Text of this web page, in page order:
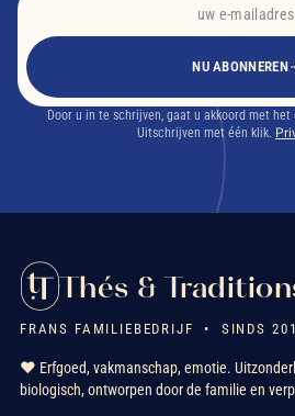
NU ABONNEREN
Door u in te schrijven, gaat u akkoord met het
Uitschrijven met één klik.
Thés &
FRANS FAMILIEBEDRIJF • SINDS
❤️ Erfgoed, vakmanschap, emotie.
biologisch, ontworpen door de familie en